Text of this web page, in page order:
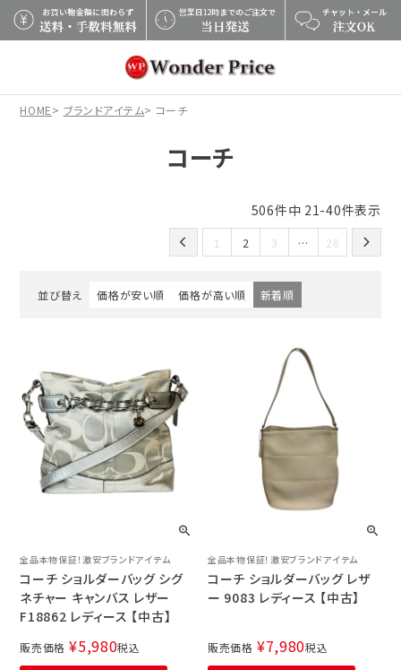
×
HOME ブランドアイテム コーチ
コーチ
並び替え 価格が安い順 価格が高い順 新着順
506件中 21-40件表示
1 2 3 … 26
全品本物保証！激安ブランドアイテム
コーチ ショルダーバッグ シグ
ネチャー キャンバス レザー
F18862 レディース 【中古】
販売価格 ¥5,980税込
全品本物保証！激安ブランドアイテム
コーチ ショルダーバッグ レザ
ー 9083 レディース 【中古】
販売価格 ¥7,980税込